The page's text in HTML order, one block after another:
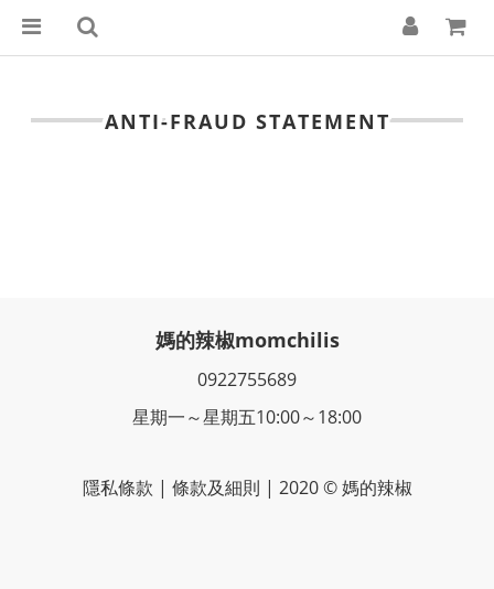
ANTI-FRAUD STATEMENT
媽的辣椒momchilis
0922755689
星期一～星期五10:00～18:00
隱私條款 | 條款及細則 | 2020 © 媽的辣椒